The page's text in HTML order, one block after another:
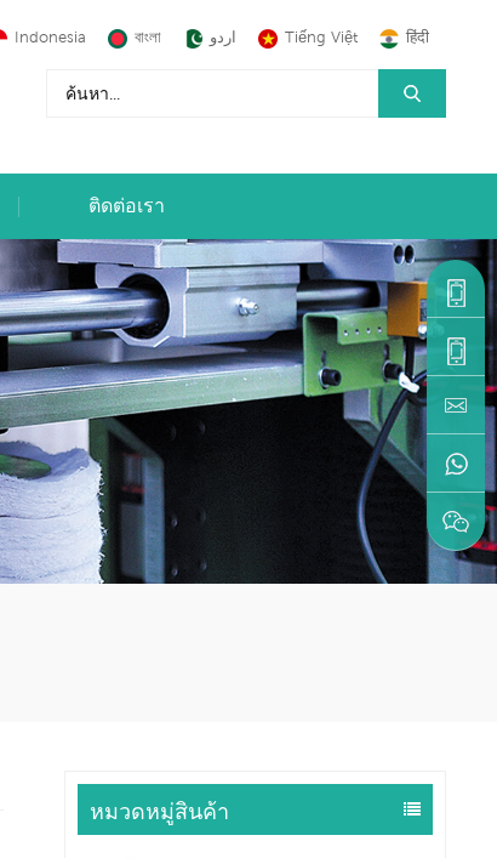
Indonesia বাংলা اردو Tiếng Việt हिंदी
ติดต่อเรา
หมวดหมู่สินค้า
+86-
+86-
595-
22216883
+86